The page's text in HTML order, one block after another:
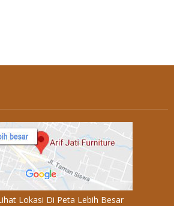
Lokasi Di Peta Lebih Besar